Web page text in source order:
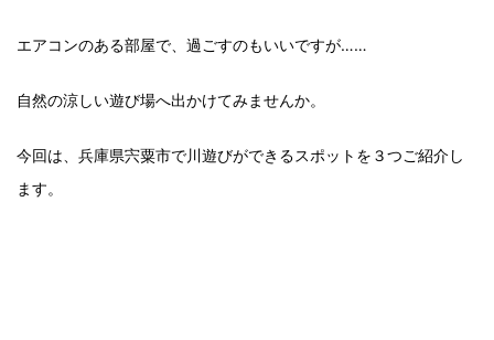
エアコンのある部屋で、過ごすのもいいですが……
自然の涼しい遊び場へ出かけてみませんか。
今回は、兵庫県宍粟市で川遊びができるスポットを３つご紹介し
ます。